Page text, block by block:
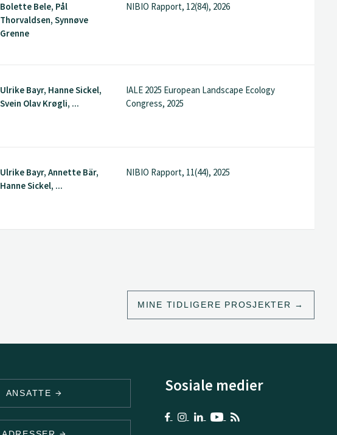
Bolette Bele, Pål
Thorvaldsen, Synnøve
Grenne
NIBIO Rapport, 12(84), 2026
Ulrike Bayr, Hanne Sickel,
Svein Olav Krøgli, ...
IALE 2025 European Landscape Ecology
Congress, 2025
Ulrike Bayr, Annette Bär,
Hanne Sickel, ...
NIBIO Rapport, 11(44), 2025
MINE TIDLIGERE PROSJEKTER
ANSATTE Sosiale medier